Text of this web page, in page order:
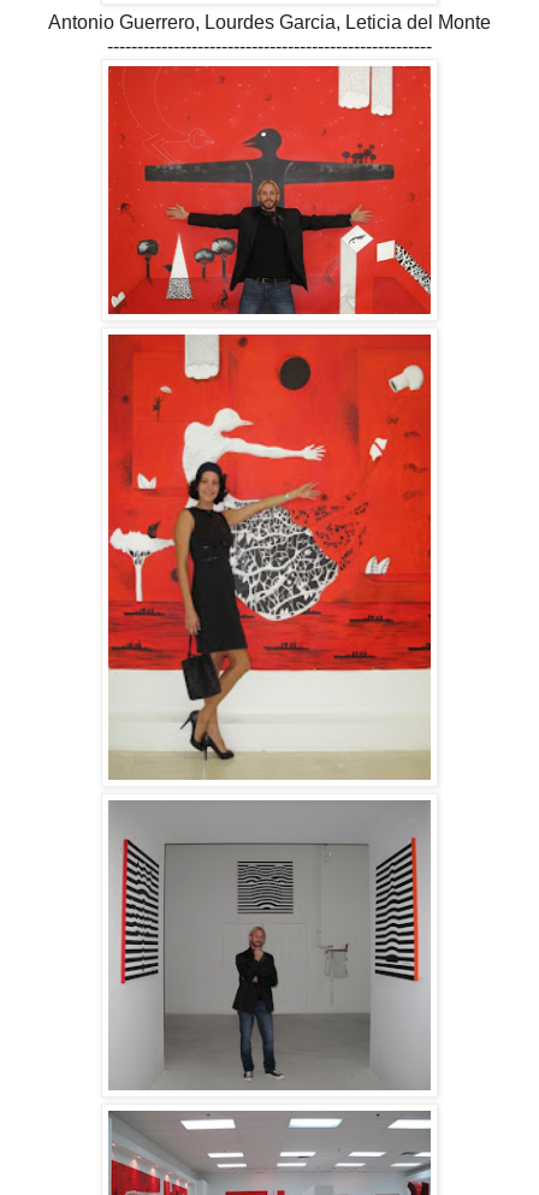
Antonio Guerrero, Lourdes Garcia, Leticia del Monte
------------------------------------------------------